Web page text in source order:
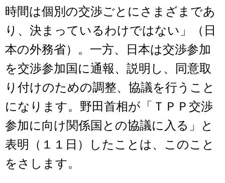
時間は個別の交渉ごとにさまざまであ
り、決まっているわけではない」（日
本の外務省）。一方、日本は交渉参加
を交渉参加国に通報、説明し、同意取
り付けのための調整、協議を行うこと
になります。野田首相が「ＴＰＰ交渉
参加に向け関係国との協議に入る」と
表明（１１日）したことは、このこと
をさします。